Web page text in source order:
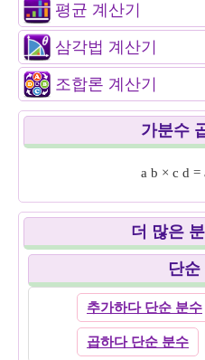
평균 계산기
삼각법 계산기
조합론 계산기
가분수
a b × c d =
더 많은
단순
추가하다 단순 분수
곱하다 단순 분수